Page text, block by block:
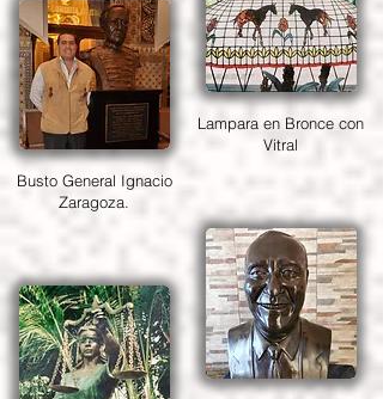
Busto General Ignacio
Zaragoza.
Lampara en Bronce con
Vitral